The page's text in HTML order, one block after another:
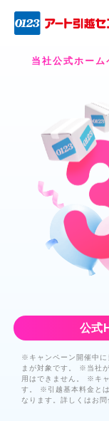
当社公式ホーム
公式
※キャンペーン開催中に
まが対象です。 ※当社
用はできません。 ※キ
す。 ※引越基本料金と
なります。詳しくはお問